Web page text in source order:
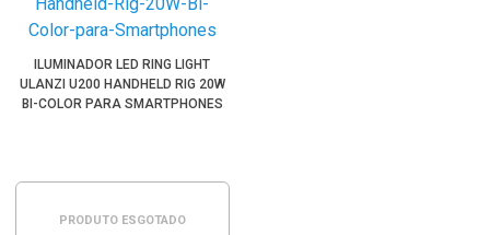
ILUMINADOR LED RING LIGHT
ULANZI U200 HANDHELD RIG 20W
BI-COLOR PARA SMARTPHONES
PRODUTO ESGOTADO